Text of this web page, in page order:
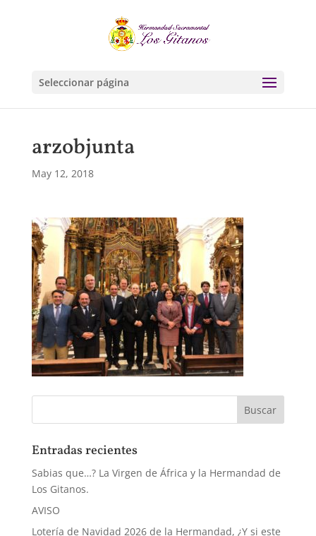
Seleccionar página
arzobjunta
May 12, 2018
Entradas recientes
Sabias que…? La Virgen de África y la Hermandad de
Los Gitanos.
AVISO
Lotería de Navidad 2026 de la Hermandad, ¿Y si este